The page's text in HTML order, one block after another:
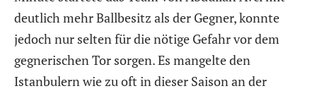
deutlich mehr Ballbesitz als der Gegner, konnte
jedoch nur selten für die nötige Gefahr vor dem
gegnerischen Tor sorgen. Es mangelte den
Istanbulern wie zu oft in dieser Saison an der